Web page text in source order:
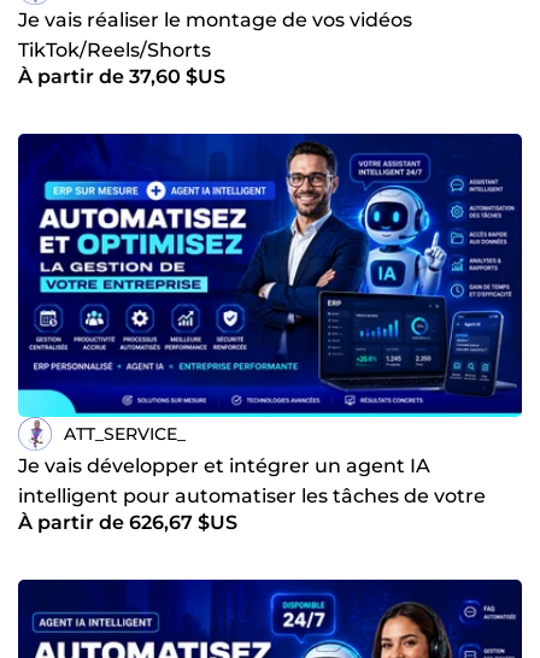
Je vais réaliser le montage de vos vidéos
TikTok/Reels/Shorts
À partir de 37,60 $US
ATT_SERVICE_
Je vais développer et intégrer un agent IA
intelligent pour automatiser les tâches de votre
entreprise
À partir de 626,67 $US